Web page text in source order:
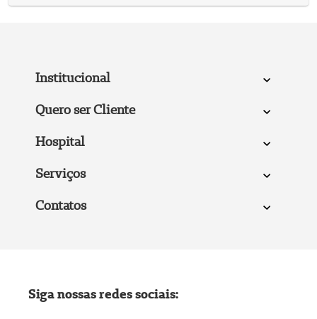
Institucional
Quero ser Cliente
Hospital
Serviços
Contatos
Siga nossas redes sociais: